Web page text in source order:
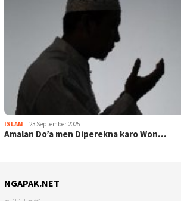
ISLAM 23 September 2025
Amalan Do’a men Diperekna karo Won…
NGAPAK.NET